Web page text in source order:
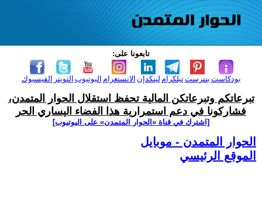
تابعونا على:
الفيسبوك التويتر اليوتيوب الانستغرام لينكدإن تيلكرامبنترست بودكاست
تبرعاتكم وتبرعاتكن المالية تحفظ استقلال الحوار المتمدن،
فشاركونا في دعم استمرارية هذا الفضاء اليساري الحر
[اشترك في قناة ‫«الحوار المتمدن» على اليوتيوب]
الحوار المتمدن - موبايل
الموقع الرئيسي